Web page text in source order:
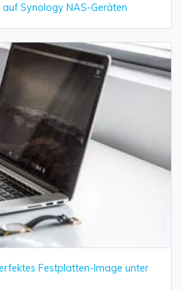
Synology NAS-Geräten
Festplatten-Image unter